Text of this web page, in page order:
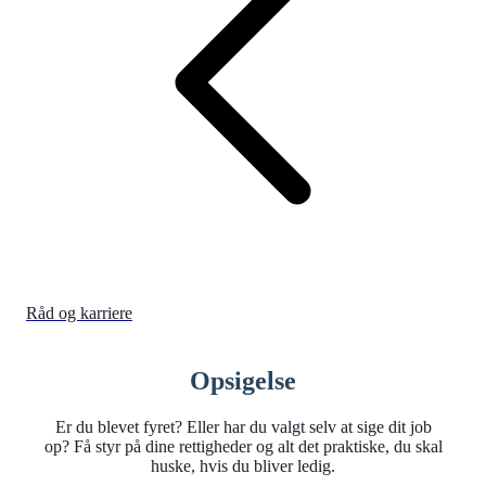
Råd og karriere
Opsigelse
Er du blevet fyret? Eller har du valgt selv at sige dit job
op? Få styr på dine rettigheder og alt det praktiske, du skal
huske, hvis du bliver ledig.